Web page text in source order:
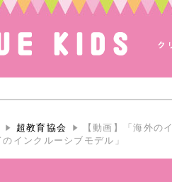
超教育協会
【動画】「海外の
インクルーシブモデル」